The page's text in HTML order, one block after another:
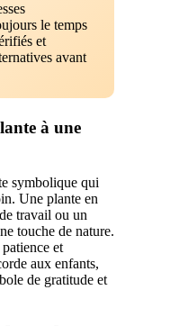
le temps
et
avant
à une
symbolique qui
Une plante en
travail ou un
touche de nature.
et
aux enfants,
de gratitude et